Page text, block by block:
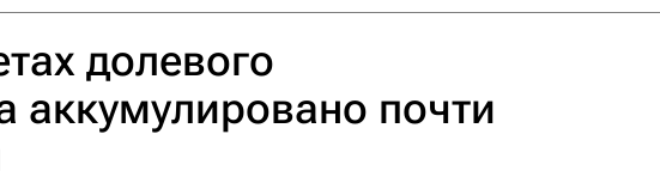
долевого
аккумулировано почти